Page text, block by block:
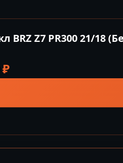
BRZ Z7 PR300 21/18
₽